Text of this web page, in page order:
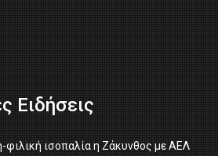
Ειδήσεις
φιλική ισοπαλία η Ζάκυνθος με ΑΕΛ